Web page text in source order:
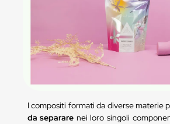
I compositi formati da diverse materie
da separare nei loro singoli